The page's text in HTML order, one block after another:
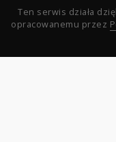
Ten serwis działa
opracowanemu przez